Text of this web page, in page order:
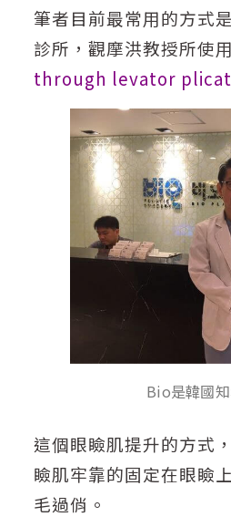
筆者目前最常用的方式
診所，觀摩洪教授所使
through levator
Bio是韓國
這個眼瞼肌提升的方式
瞼肌牢靠的固定在眼瞼
毛過俏。